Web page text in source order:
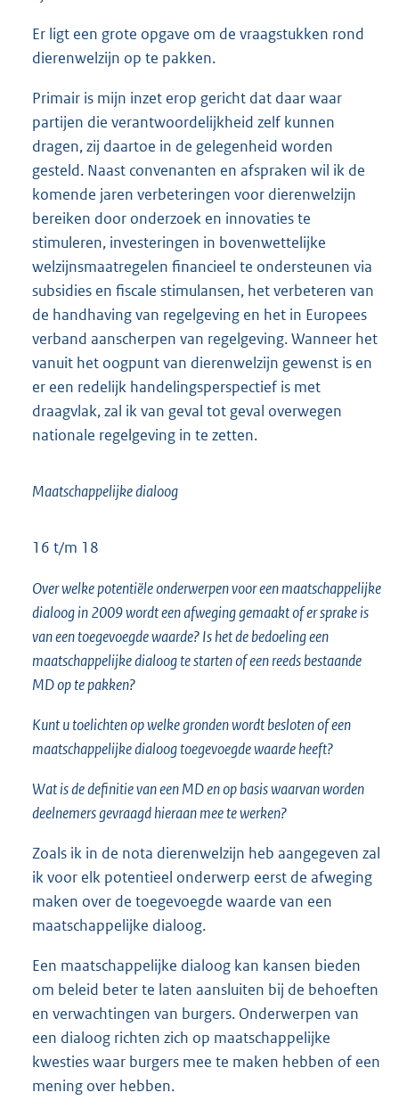
Er ligt een grote opgave om de vraagstukken rond
dierenwelzijn op te pakken.
Primair is mijn inzet erop gericht dat daar waar
partijen die verantwoordelijkheid zelf kunnen
dragen, zij daartoe in de gelegenheid worden
gesteld. Naast convenanten en afspraken wil ik de
komende jaren verbeteringen voor dierenwelzijn
bereiken door onderzoek en innovaties te
stimuleren, investeringen in bovenwettelijke
welzijnsmaatregelen financieel te ondersteunen via
subsidies en fiscale stimulansen, het verbeteren van
de handhaving van regelgeving en het in Europees
verband aanscherpen van regelgeving. Wanneer het
vanuit het oogpunt van dierenwelzijn gewenst is en
er een redelijk handelingsperspectief is met
draagvlak, zal ik van geval tot geval overwegen
nationale regelgeving in te zetten.
Maatschappelijke dialoog
16 t/m 18
Over welke potentiële onderwerpen voor een maatschappelijke
dialoog in 2009 wordt een afweging gemaakt of er sprake is
van een toegevoegde waarde? Is het de bedoeling een
maatschappelijke dialoog te starten of een reeds bestaande
MD op te pakken?
Kunt u toelichten op welke gronden wordt besloten of een
maatschappelijke dialoog toegevoegde waarde heeft?
Wat is de definitie van een MD en op basis waarvan worden
deelnemers gevraagd hieraan mee te werken?
Zoals ik in de nota dierenwelzijn heb aangegeven zal
ik voor elk potentieel onderwerp eerst de afweging
maken over de toegevoegde waarde van een
maatschappelijke dialoog.
Een maatschappelijke dialoog kan kansen bieden
om beleid beter te laten aansluiten bij de behoeften
en verwachtingen van burgers. Onderwerpen van
een dialoog richten zich op maatschappelijke
kwesties waar burgers mee te maken hebben of een
mening over hebben.